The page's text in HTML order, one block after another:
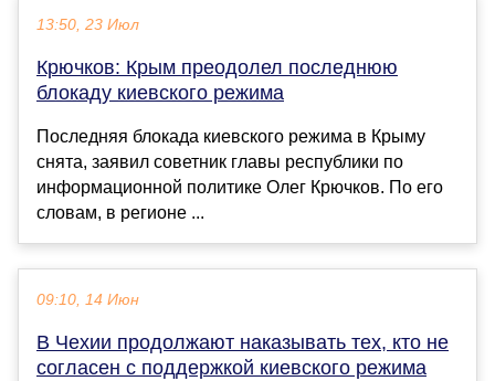
13:50, 23 Июл
Крючков: Крым преодолел последнюю
блокаду киевского режима
Последняя блокада киевского режима в Крыму
снята, заявил советник главы республики по
информационной политике Олег Крючков. По его
словам, в регионе ...
09:10, 14 Июн
В Чехии продолжают наказывать тех, кто не
согласен с поддержкой киевского режима